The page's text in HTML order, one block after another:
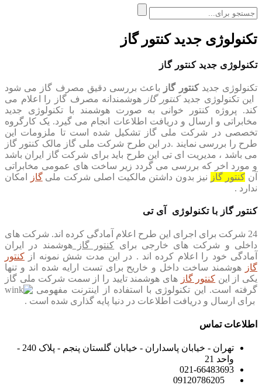
تکنولوژی جدید کنتور گاز
تکنولوژی جدید کنتور گاز
تکنولوژی جدیدکنتور گاز
باعث بررسی دقیق مصرف گاز می شود
این تکنولوژی جدیدکنتور گاز هوشمندانه مصرف گاز را اعلام می
کند. پروژه کنتور خوانی به صورت هوشمند با تکنولوژی جدید
مخابراتی و ارسال و دریافت اطلاعات انجام می گیرد. یک کارگروه
تخصصی در شرکت ملی گاز تشکیل شده است تا ملزومات این
طرح را بررسی نمایند .در این طرح شرکت ملی گاز مالک کنتور گاز
می باشد ، مدیریت ای تی این طرح باید برای شرکت گاز ایران باشد
و مورد اخر که بررسی می گردد زیر ساخت های عمومی مخابراتی
آن کنتور گاز نیز بدون داشتن مالکیت اصلی شرکت ملیگاز
امکان
ندارد .
کنتور گاز با تکنولوژی آی تی
24 شرکت برای اجرای این طرح اعلام آمادگی کرده اند. شرکت های
داخلی و شرکت های خارجی برای کنتور گازهوشمند در ایران
آمادگی خود را اعلام کرده اند . در این مدت شش نمونه از کنتور
گاز هوشمند ساخت داخل و خاریح برای تست ارایه شده اند و تنها
یکی از این کنتور گاز های هوشمند تایید را از سمت شرکت ملی گاز
گرفته است. این تکنولوژی با استفاده از اینترنت مفهومی
برای ارسال و دریافت اطلاعات در دنیا پایه گذاری شده است .
اطلاعات تماس
تهران - خیابان پاسداران - خیابان گلستان پنجم - پلاک 240 -
واحد 21
021-66483693